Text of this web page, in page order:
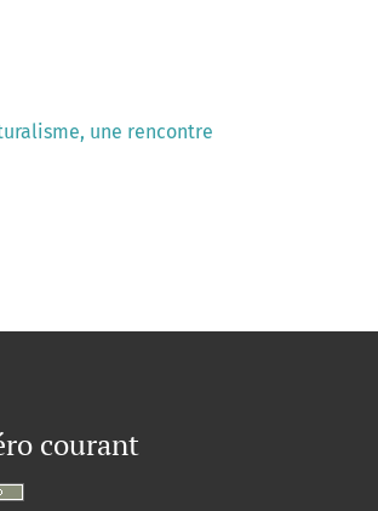
une rencontre
courant